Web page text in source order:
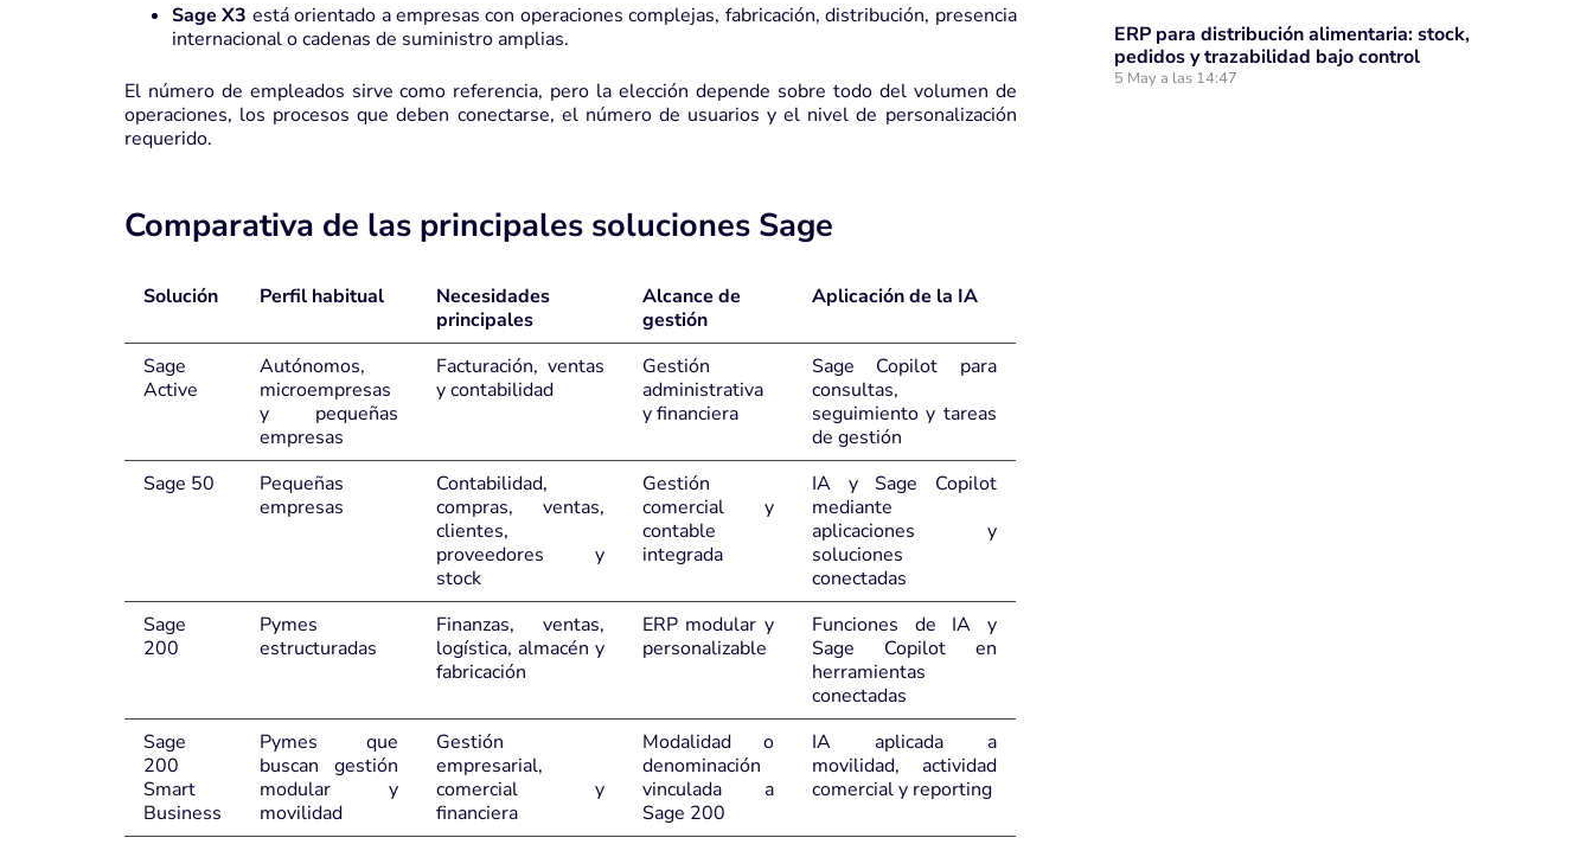
Sage X3 está orientado a empresas con operaciones complejas, fabricación, distribución, presencia
internacional o cadenas de suministro amplias.
El número de empleados sirve como referencia, pero la elección depende sobre todo del volumen de
operaciones, los procesos que deben conectarse, el número de usuarios y el nivel de personalización
requerido.
Comparativa de las principales soluciones Sage
Solución Perfil habitual
Necesidades
principales
Alcance de
gestión
Aplicación de la IA
Sage
Active
Autónomos,
microempresas
y pequeñas
empresas
Facturación, ventas
y contabilidad
Gestión
administrativa
y financiera
Sage Copilot para
consultas,
seguimiento y tareas
de gestión
Sage 50
Pequeñas
empresas
Contabilidad,
compras, ventas,
clientes,
proveedores y
stock
Gestión
comercial y
contable
integrada
IA y Sage Copilot
mediante
aplicaciones y
soluciones
conectadas
Sage
200
Pymes
estructuradas
Finanzas, ventas,
logística, almacén y
fabricación
ERP modular y
personalizable
Funciones de IA y
Sage Copilot en
herramientas
conectadas
Sage
200
Smart
Business
Pymes que
buscan gestión
modular y
movilidad
Gestión
empresarial,
comercial y
financiera
Modalidad o
denominación
vinculada a
Sage 200
IA aplicada a
movilidad, actividad
comercial y reporting
ERP para distribución alimentaria: stock,
pedidos y trazabilidad bajo control
5 May a las 14:47